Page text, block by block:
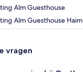
Alm Guesthouse
Alm Guesthouse
vragen